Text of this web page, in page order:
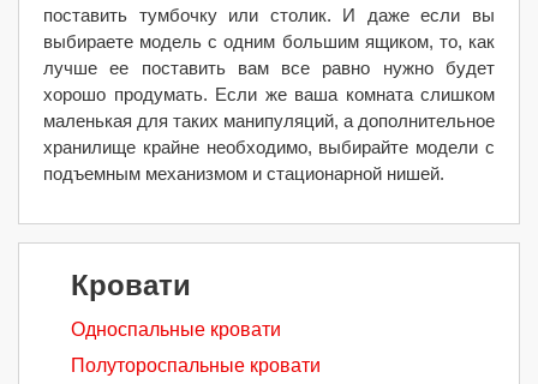
поставить тумбочку или столик. И даже если вы
выбираете модель с одним большим ящиком, то, как
лучше ее поставить вам все равно нужно будет
хорошо продумать. Если же ваша комната слишком
маленькая для таких манипуляций, а дополнительное
хранилище крайне необходимо, выбирайте модели с
подъемным механизмом и стационарной нишей.
Кровати
Односпальные кровати
Полутороспальные кровати